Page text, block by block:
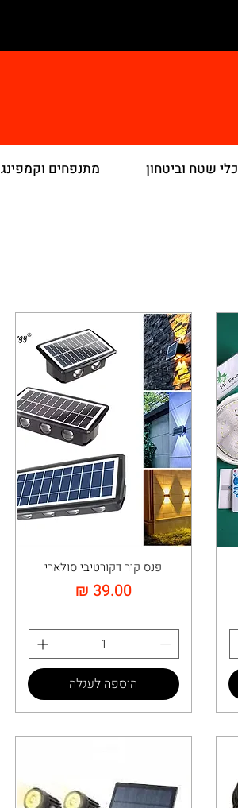
מתנפחים וקמפינג כלי שטח וביטחון
פנס קיר דקורטיבי סולארי
מחיר‏39.00 ‏₪
הוספה לעגלה